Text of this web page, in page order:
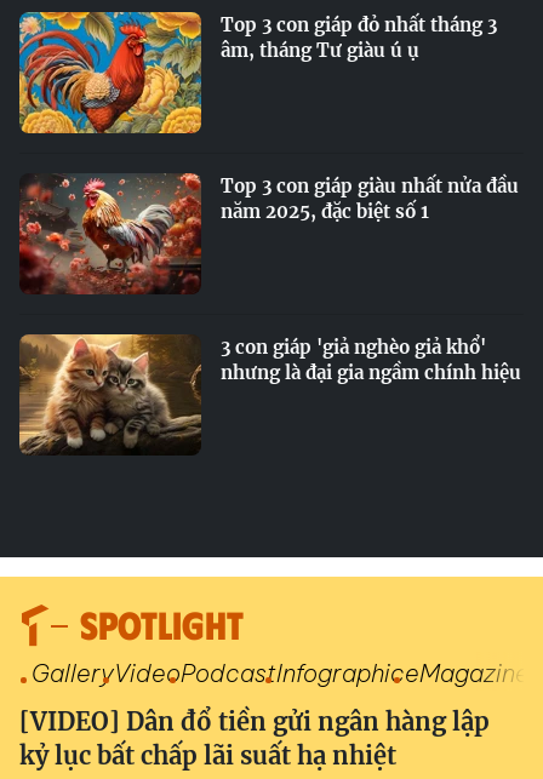
Top 3 con giáp đỏ nhất tháng 3
âm, tháng Tư giàu ú ụ
Top 3 con giáp giàu nhất nửa đầu
năm 2025, đặc biệt số 1
3 con giáp 'giả nghèo giả khổ'
nhưng là đại gia ngầm chính hiệu
SPOTLIGHT
GalleryVideoPodcastInfographiceMagazine
[VIDEO] Dân đổ tiền gửi ngân hàng lập
kỷ lục bất chấp lãi suất hạ nhiệt